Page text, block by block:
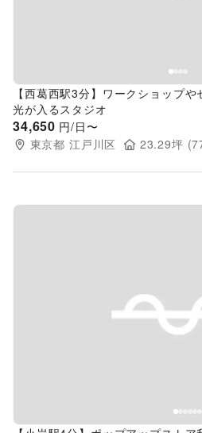
【西葛西駅3分】ワークショップ
光が入るスタジオ
34,650 円/日〜
東京都 江戸川区 23.29坪 (
Previous slide